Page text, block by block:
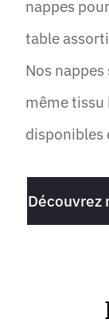
nappes
table
Nos
même
disponibles
Découvrez